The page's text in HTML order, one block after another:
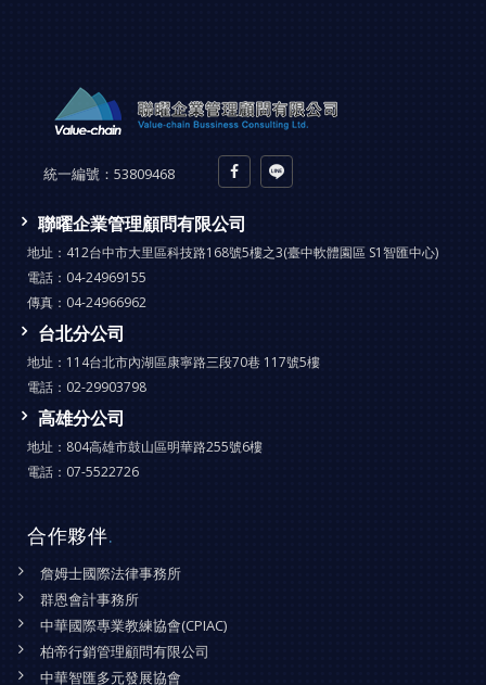
統一編號： 53809468
聯曜企業管理顧問有限公司
地址： 412台中市大里區科技路168號5樓之3(臺中軟體園區 S1智匯中心)
電話： 04-24969155
傳真： 04-24966962
台北分公司
地址： 114台北市內湖區康寧路三段70巷 117號5樓
電話： 02-29903798
高雄分公司
地址： 804高雄市鼓山區明華路255號6樓
電話： 07-5522726
合作夥伴.
詹姆士國際法律事務所
群恩會計事務所
中華國際專業教練協會(CPIAC)
柏帝行銷管理顧問有限公司
中華智匯多元發展協會